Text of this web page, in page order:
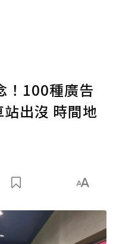
！100種廣告
出沒 時間地